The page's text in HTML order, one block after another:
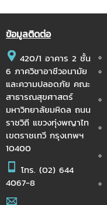
ข้อมูลติดต่อ
420/1 อาคาร 2 ชั้น
6 ภาควิชาอาชีวอนามัย
และความปลอดภัย คณะ
สาธารณสุขศาสตร์
มหาวิทยาลัยมหิดล ถนน
ราชวิถี แขวงทุ่งพญาไท
เขตราชเทวี กรุงเทพฯ
10400
โทร. (02) 644
4067-8